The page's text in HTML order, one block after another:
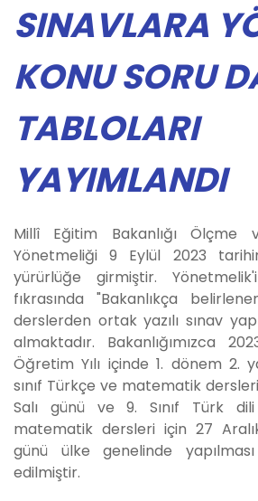
SINAVLARA
KONU SORU
TABLOLARI
YAYIMLANDI
Millî Eğitim Bakanlığı Ölçme
Yönetmeliği 9 Eylül 2023
yürürlüğe girmiştir.
fıkrasında "Bakanlıkça
derslerden ortak yazılı sınav
almaktadır. Bakanlığımızca
Öğretim Yılı içinde 1. dönem 2.
sınıf Türkçe ve matematik
Salı günü ve 9. Sınıf Türk
matematik dersleri için 27
günü ülke genelinde
edilmiştir.